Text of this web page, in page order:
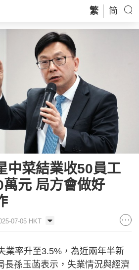
繁 简
中菜結業收50員工
元 局方會做好
07-05 HKT
業率升至3.5%，為近兩年半新
長孫玉菡表示，失業情況與經濟